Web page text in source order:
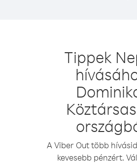
Tippek
A Viber Out több
kevesebb pénzért.